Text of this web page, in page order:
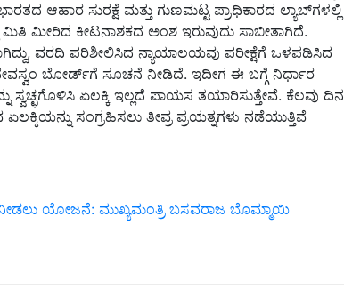
ಆಹಾರ ಸುರಕ್ಷೆ ಮತ್ತು ಗುಣಮಟ್ಟ ಪ್ರಾಧಿಕಾರದ ಲ್ಯಾಬ್‌ಗಳಲ್ಲಿ
ಮೀರಿದ ಕೀಟನಾಶಕದ ಅಂಶ ಇರುವುದು ಸಾಬೀತಾಗಿದೆ.
ವರದಿ ಪರಿಶೀಲಿಸಿದ ನ್ಯಾಯಾಲಯವು ಪರೀಕ್ಷೆಗೆ ಒಳಪಡಿಸಿದ
ಬೋರ್ಡ್‌ಗೆ ಸೂಚನೆ ನೀಡಿದೆ. ಇದೀಗ ಈ ಬಗ್ಗೆ ನಿರ್ಧಾರ
ಸ್ವಚ್ಛಗೊಳಿಸಿ ಏಲಕ್ಕಿ ಇಲ್ಲದೆ ಪಾಯಸ ತಯಾರಿಸುತ್ತೇವೆ. ಕೆಲವು ದಿನ
ಸಂಗ್ರಹಿಸಲು ತೀವ್ರ ಪ್ರಯತ್ನಗಳು ನಡೆಯುತ್ತಿವೆ
ಯೋಜನೆ: ಮುಖ್ಯಮಂತ್ರಿ ಬಸವರಾಜ ಬೊಮ್ಮಾಯಿ